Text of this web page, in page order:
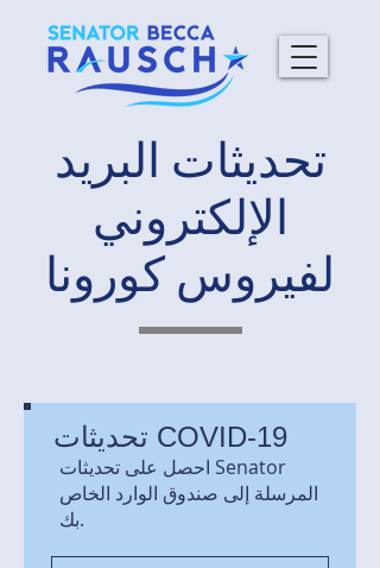
تحديثات البريد
الإلكتروني
لفيروس كورونا
تحديثات COVID-19
احصل على تحديثات Senator
المرسلة إلى صندوق الوارد الخاص
بك.